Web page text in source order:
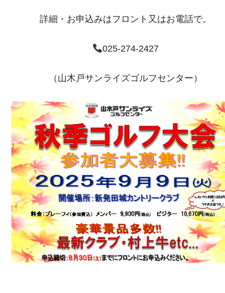
詳細・お申込みはフロント又はお電話で。
025-274-2427
（山木戸サンライズゴルフセンター）